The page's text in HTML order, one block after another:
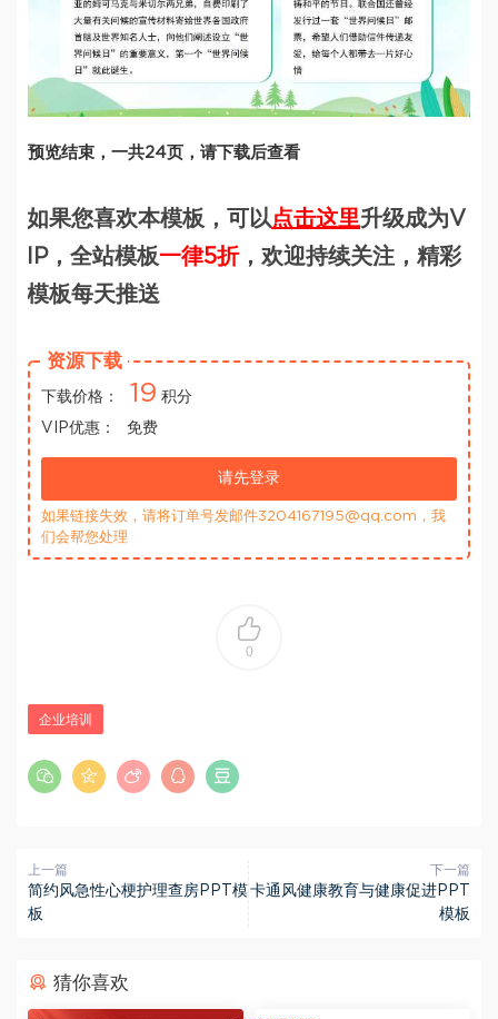
预览结束，一共24页，请下载后查看
如果您喜欢本模板，可以点击这里升级成为V
IP，全站模板一律5折，欢迎持续关注，精彩
模板每天推送
资源下载
下载价格： 19 积分
VIP优惠：
免费
请先登录
如果链接失效，请将订单号发邮件3204167195@qq.com，我
们会帮您处理
0
企业培训
上一篇
简约风急性心梗护理查房PPT模
板
下一篇
卡通风健康教育与健康促进PPT
模板
猜你喜欢